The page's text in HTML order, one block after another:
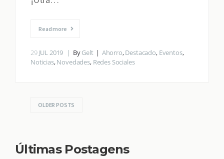
Read more
29 JUL 2019 ByGelt Ahorro,Destacado, Eventos,
Noticias,Novedades, Redes Sociales
OLDER POSTS
Últimas Postagens